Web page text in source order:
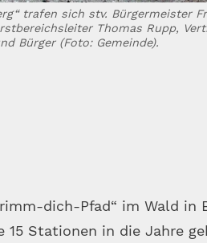
trafen sich stv. Bürgermeister
Thomas Rupp,
Bürger (Foto: Gemeinde).
dich-Pfad“ im Wald in
15 Stationen in die Jahre